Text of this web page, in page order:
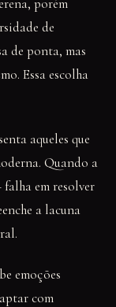
porém
de
de ponta, mas
Essa escolha
aqueles que
Quando a
em resolver
a lacuna
emoções
com